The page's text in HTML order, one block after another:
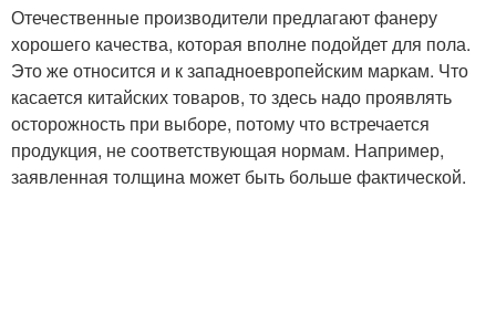
Отечественные производители предлагают фанеру
хорошего качества, которая вполне подойдет для пола.
Это же относится и к западноевропейским маркам. Что
касается китайских товаров, то здесь надо проявлять
осторожность при выборе, потому что встречается
продукция, не соответствующая нормам. Например,
заявленная толщина может быть больше фактической.